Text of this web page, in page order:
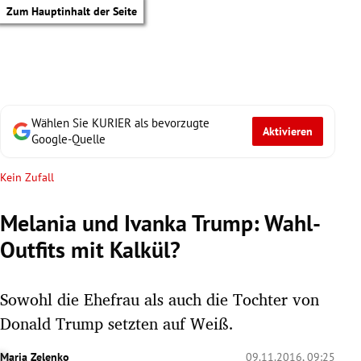
Zum Hauptinhalt der Seite
Wählen Sie KURIER als bevorzugte
Google-Quelle
Aktivieren
Kein Zufall
Melania und Ivanka Trump: Wahl-
Outfits mit Kalkül?
Sowohl die Ehefrau als auch die Tochter von
Donald Trump setzten auf Weiß.
Maria Zelenko 09.11.2016, 09:25